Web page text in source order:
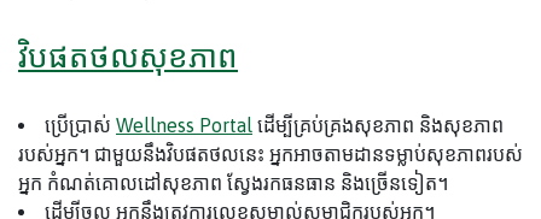
វិបផតថលសុខភាព
ប្រើប្រាស់ Wellness Portal ដើម្បីគ្រប់គ្រងសុខភាព និងសុខភាព
របស់អ្នក។ ជាមួយនឹងវិបផតថលនេះ អ្នកអាចតាមដានទម្លាប់សុខភាពរបស់
អ្នក កំណត់គោលដៅសុខភាព ស្វែងរកធនធាន និងច្រើនទៀត។
ដើម្បីចូល អ្នកនឹងត្រូវការលេខសម្គាល់សមាជិករបស់អ្នក។